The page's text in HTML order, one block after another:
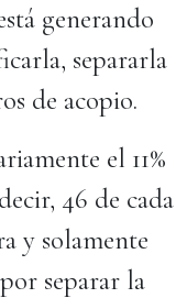
generando
separarla
de acopio.
el 11%
46 de cada
y solamente
separar la